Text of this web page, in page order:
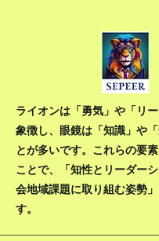
ライオンは「勇気」や「リ
象徴し、眼鏡は「知識」や
とが多いです。これらの要
ことで、「知性とリーダー
会地域課題に取り組む姿勢
す。